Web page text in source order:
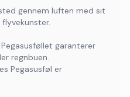
gennem luften med sit
garanterer
regnbuen.
Pegasusføl er